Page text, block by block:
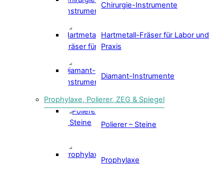
Chirurgie-Instrumente
Hartmetall-Fräser für Labor und
Praxis
Diamant-Instrumente
Prophylaxe, Polierer, ZEG & Spiegel
Polierer – Steine
Prophylaxe